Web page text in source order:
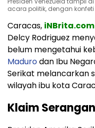
acara politik, dengan
Caracas, iNBrita.com
Delcy Rodriguez
belum mengetahui
Madurodan Ibu
Serikat melancarkan
wilayah ibu kota
Klaim